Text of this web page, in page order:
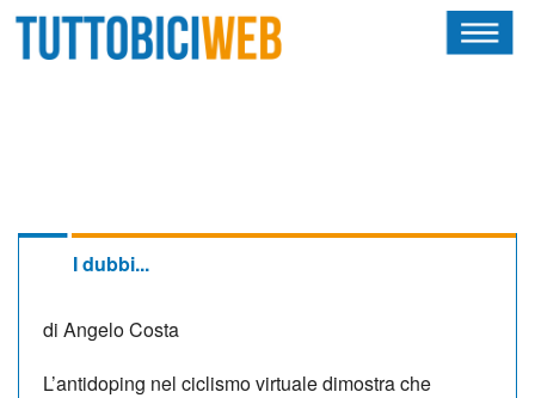
I dubbi...
di Angelo Costa
L’antidoping nel ciclismo virtuale dimostra che